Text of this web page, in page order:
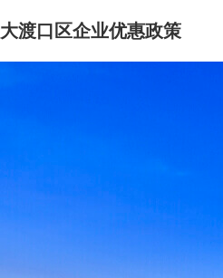
大渡口区企业优惠政策